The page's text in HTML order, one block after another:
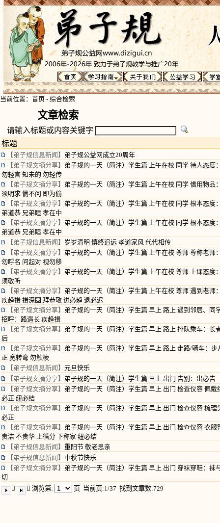
当前位置： 首页 - 综合检索
文章检索
请输入标题或内容关键字
标题
【弟子规信息新闻】 弟子规公益网成立20周年
【弟子规文摘分享】 弟子规的一天（简注）学生篇 上午在校 同学 待人态度
勿轻言 知未的 勿轻传
【弟子规文摘分享】 弟子规的一天（简注）学生篇 上午在校 同学 借用物品
须明求 倘不问 即为偷
【弟子规文摘分享】 弟子规的一天（简注）学生篇 上午在校 同学 根本态度
弟道恭 兄弟睦 孝在中
【弟子规文摘分享】 弟子规的一天（简注）学生篇 上午在校 同学 根本态度
弟道恭 兄弟睦 孝在中
【弟子规信息新闻】 岁岁清明 慎终追远 孝道家风 代代相传
【弟子规文摘分享】 弟子规的一天（简注）学生篇 上午在校 尊师 尊称老师
勿呼名 问起对 视勿移
【弟子规文摘分享】 弟子规的一天（简注）学生篇 上午在校 尊师 上课态度
须敬听
【弟子规文摘分享】 弟子规的一天（简注）学生篇 上午在校 尊师 遇到老师
疾趋揖 揖深圆 拜恭敬 进必趋 退必迟
【弟子规文摘分享】 弟子规的一天（简注）学生篇 早上 路上 遇到邻居、同
招呼：路遇长 疾趋揖
【弟子规文摘分享】 弟子规的一天（简注）学生篇 早上 路上 排队乘车：长
后
【弟子规文摘分享】 弟子规的一天（简注）学生篇 早上 路上 走路/骑车：步
正 宽转弯 勿触棱
【弟子规信息新闻】 元旦快乐
【弟子规文摘分享】 弟子规的一天（简注）学生篇 早上 出门 告别：出必告
【弟子规文摘分享】 弟子规的一天（简注）学生篇 早上 出门 检查仪容 佩戴
必正 纽必结
【弟子规文摘分享】 弟子规的一天（简注）学生篇 早上 出门 检查仪容 梳理
必正
【弟子规文摘分享】 弟子规的一天（简注）学生篇 早上 出门 检查仪容 衣服
贵洁 不贵华 上循分 下称家 纽必结
【弟子规信息新闻】 重阳节 敬老思亲
【弟子规信息新闻】 中秋节快乐
【弟子规文摘分享】 弟子规的一天（简注）学生篇 早上 出门 穿袜穿鞋：袜
切

 浏览第: 页 当前页:1/37 找到文章数:729